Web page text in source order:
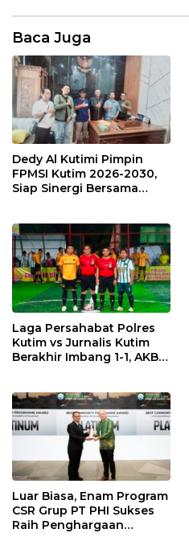
Baca Juga
Dedy Al Kutimi Pimpin
FPMSI Kutim 2026-2030,
Siap Sinergi Bersama
Laga Persahabat Polres
Kutim vs Jurnalis Kutim
Berakhir Imbang 1-1, AKBP
Menyemarakkan HUT ke-
80 Bhayangkara
Luar Biasa, Enam Program
CSR Grup PT PHI Sukses
Raih Penghargaan